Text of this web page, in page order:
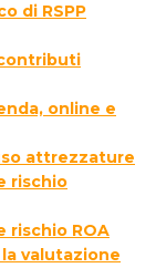
di RSPP
online e
attrezzature
rischio
rischio ROA
la valutazione